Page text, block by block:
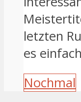
letzten
es
Nochmal